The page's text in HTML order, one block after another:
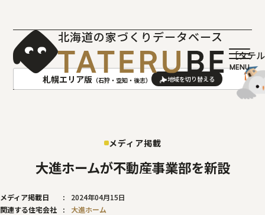
北海道の家づくりデータベース
［タテ
札幌エリア版 （石狩・空知・後志）
札幌(石狩･空知･後志)版
旭川(上川･留萌･宗谷)版
函館(渡島･檜山)版
帯広(十勝)版
北見(オホーツク)版
メディア掲載
大進ホームが不動産事業部を新設
メディア掲載日
2024年04月15日
関連する住宅会社
大進ホーム